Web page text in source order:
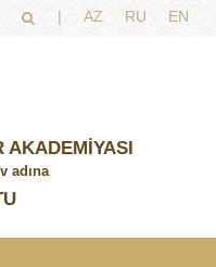
| AZ RU EN
adına